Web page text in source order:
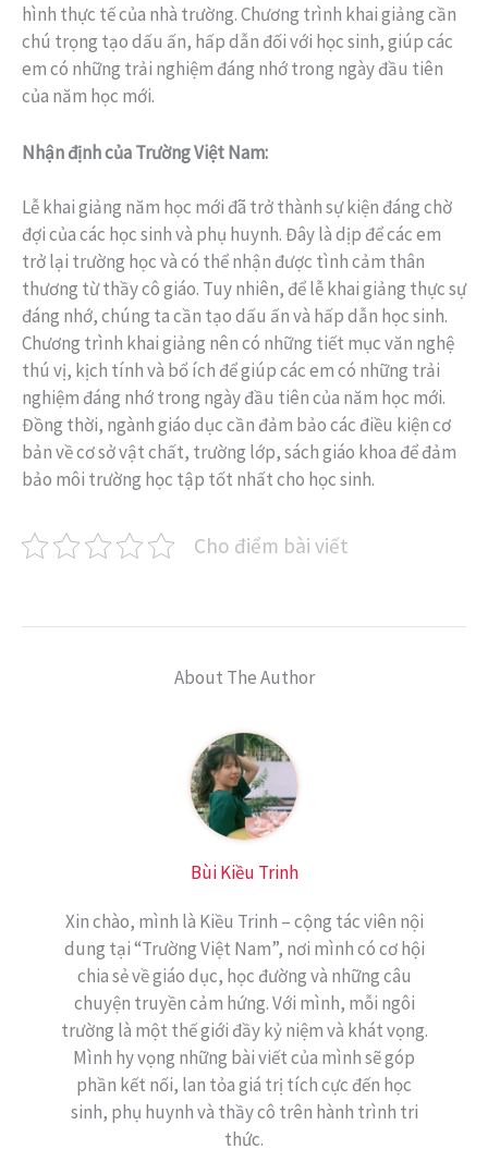
hình thực tế của nhà trường. Chương trình khai giảng cần
chú trọng tạo dấu ấn, hấp dẫn đối với học sinh, giúp các
em có những trải nghiệm đáng nhớ trong ngày đầu tiên
của năm học mới.
Nhận định của Trường Việt Nam:
Lễ khai giảng năm học mới đã trở thành sự kiện đáng chờ
đợi của các học sinh và phụ huynh. Đây là dịp để các em
trở lại trường học và có thể nhận được tình cảm thân
thương từ thầy cô giáo. Tuy nhiên, để lễ khai giảng thực sự
đáng nhớ, chúng ta cần tạo dấu ấn và hấp dẫn học sinh.
Chương trình khai giảng nên có những tiết mục văn nghệ
thú vị, kịch tính và bổ ích để giúp các em có những trải
nghiệm đáng nhớ trong ngày đầu tiên của năm học mới.
Đồng thời, ngành giáo dục cần đảm bảo các điều kiện cơ
bản về cơ sở vật chất, trường lớp, sách giáo khoa để đảm
bảo môi trường học tập tốt nhất cho học sinh.
Cho điểm bài viết
About The Author
Bùi Kiều Trinh
Xin chào, mình là Kiều Trinh – cộng tác viên nội
dung tại “Trường Việt Nam”, nơi mình có cơ hội
chia sẻ về giáo dục, học đường và những câu
chuyện truyền cảm hứng. Với mình, mỗi ngôi
trường là một thế giới đầy kỷ niệm và khát vọng.
Mình hy vọng những bài viết của mình sẽ góp
phần kết nối, lan tỏa giá trị tích cực đến học
sinh, phụ huynh và thầy cô trên hành trình tri
thức.